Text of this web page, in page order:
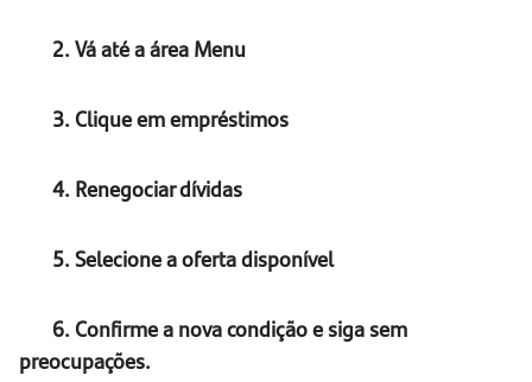
2. Vá até a área Menu
3. Clique em empréstimos
4. Renegociar dívidas
5. Selecione a oferta disponível
6. Confirme a nova condição e siga sem
preocupações.